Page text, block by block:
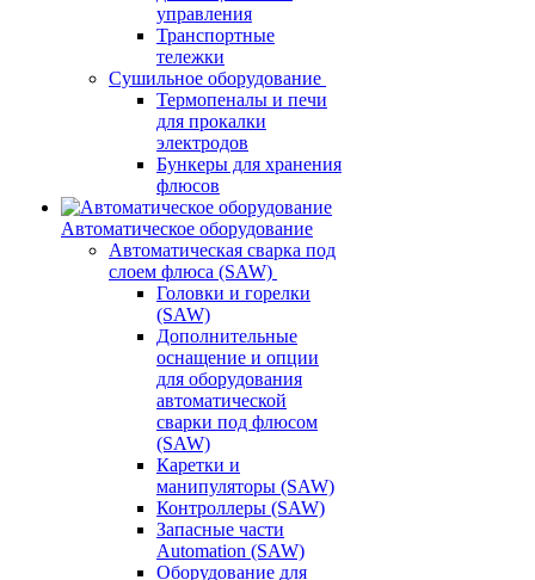
управления
Транспортные
тележки
Сушильное оборудование
Термопеналы и печи
для прокалки
электродов
Бункеры для хранения
флюсов
Автоматическое оборудование
Автоматическая сварка под
слоем флюса (SAW)
Головки и горелки
(SAW)
Дополнительные
оснащение и опции
для оборудования
автоматической
сварки под флюсом
(SAW)
Каретки и
манипуляторы (SAW)
Контроллеры (SAW)
Запасные части
Automation (SAW)
Оборудование для